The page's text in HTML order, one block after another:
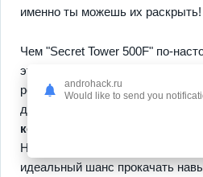
именно ты можешь их раскрыть!
Чем "Secret Tower 500F" по-
это своим
решить, кому довериться, —
доступны не только
кооперация с друзьями
Ну и как же без возможности
идеальный шанс прокачать
androhack.ru
Would like to send you